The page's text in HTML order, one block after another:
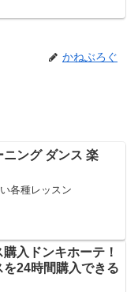
かねぶろぐ
ング ダンス 楽
各種レッスン
購入ドンキホーテ！
を24時間購入できる